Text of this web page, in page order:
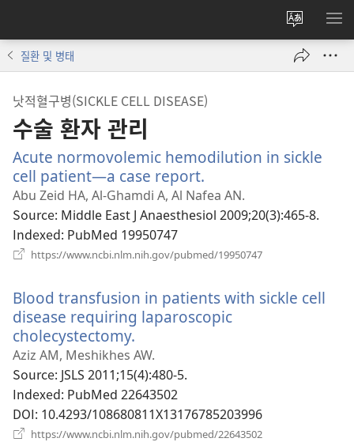
사이트
언어
변경
메
질환 및 병태
낫적혈구병(SICKLE CELL DISEASE)
수술 환자 관리
Acute normovolemic hemodilution in sickle
cell patient—a case report.
로
운
열
Abu Zeid HA, Al-Ghamdi A, Al Nafea AN.
Source‎: Middle East J Anaesthesiol 2009;20(3):465-8.
Indexed‎: PubMed 19950747
https://www.ncbi.nlm.nih.gov/pubmed/19950747
창
Blood transfusion in patients with sickle cell
disease requiring laparoscopic
cholecystectomy.
로
운
창
열
기)
Aziz AM, Meshikhes AW.
Source‎: JSLS 2011;15(4):480-5.
Indexed‎: PubMed 22643502
DOI‎: 10.4293/108680811X13176785203996
https://www.ncbi.nlm.nih.gov/pubmed/22643502